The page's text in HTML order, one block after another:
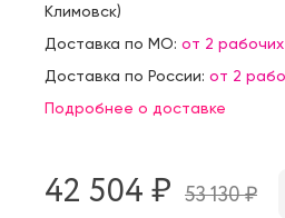
Климовск)
Доставка по МО: от 2
Доставка по России: от 2
Подробнее о доставке
42 504 ₷ 53 130 ₷